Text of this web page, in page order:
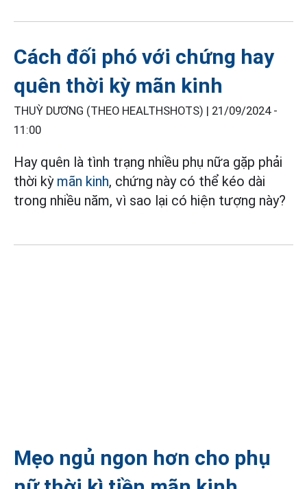
Cách đối phó với chứng hay
quên thời kỳ mãn kinh
THUỲ DƯƠNG (THEO HEALTHSHOTS) | 21/09/2024 -
11:00
Hay quên là tình trạng nhiều phụ nữa gặp phải
thời kỳ mãn kinh, chứng này có thể kéo dài
trong nhiều năm, vì sao lại có hiện tượng này?
Mẹo ngủ ngon hơn cho phụ